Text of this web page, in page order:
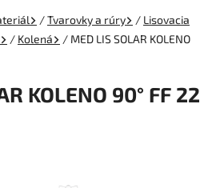
/Tvarovky a rúry / Lisovacia
/ Kolená / MED LIS SOLAR KOLENO
KOLENO 90° FF 22